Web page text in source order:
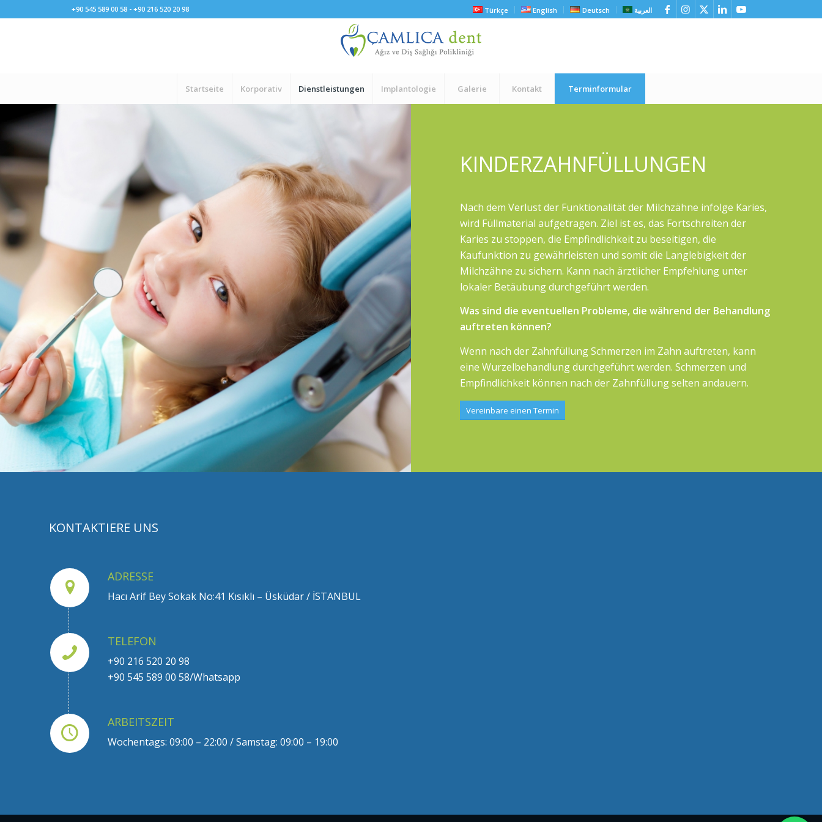
Türkçe English Deutsch العربية +90 545 589 00 58 - +90 216 520 20 98
Startseite Korporativ Dienstleistungen Implantologie Galerie Kontakt Terminformular
KINDERZAHNFÜLLUNGEN
Nach dem Verlust der Funktionalität der Milchzähne infolge Karies,
wird Füllmaterial aufgetragen. Ziel ist es, das Fortschreiten der
Karies zu stoppen, die Empfindlichkeit zu beseitigen, die
Kaufunktion zu gewährleisten und somit die Langlebigkeit der
Milchzähne zu sichern. Kann nach ärztlicher Empfehlung unter
lokaler Betäubung durchgeführt werden.
Was sind die eventuellen Probleme, die während der Behandlung
auftreten können?
Wenn nach der Zahnfüllung Schmerzen im Zahn auftreten, kann
eine Wurzelbehandlung durchgeführt werden. Schmerzen und
Empfindlichkeit können nach der Zahnfüllung selten andauern.
Vereinbare einen Termin
KONTAKTIERE UNS
ADRESSE
Hacı Arif Bey Sokak No:41 Kısıklı – Üsküdar / İSTANBUL
TELEFON
+90 216 520 20 98
+90 545 589 00 58/Whatsapp
ARBEITSZEIT
Wochentags: 09:00 – 22:00 / Samstag: 09:00 – 19:00